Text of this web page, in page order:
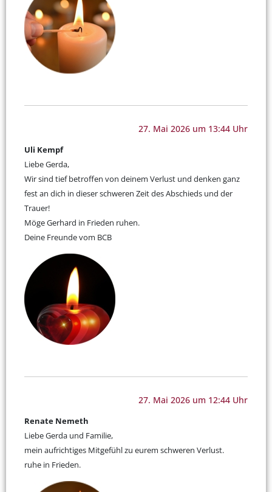
27. Mai 2026 um 13:44 Uhr
Uli Kempf
Liebe Gerda,
Wir sind tief betroffen von deinem Verlust und denken ganz
fest an dich in dieser schweren Zeit des Abschieds und der
Trauer!
Möge Gerhard in Frieden ruhen.
Deine Freunde vom BCB
27. Mai 2026 um 12:44 Uhr
Renate Nemeth
Liebe Gerda und Familie,
mein aufrichtiges Mitgefühl zu eurem schweren Verlust.
ruhe in Frieden.